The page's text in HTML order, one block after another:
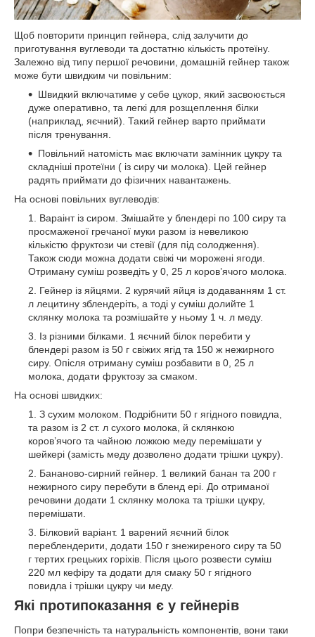
Щоб повторити принцип гейнера, слід залучити до
приготування вуглеводи та достатню кількість протеїну.
Залежно від типу першої речовини, домашній гейнер також
може бути швидким чи повільним:
Швидкий включатиме у себе цукор, який засвоюється
дуже оперативно, та легкі для розщеплення білки
(наприклад, яєчний). Такий гейнер варто приймати
після тренування.
Повільний натомість має включати замінник цукру та
складніші протеїни ( із сиру чи молока). Цей гейнер
радять приймати до фізичних навантажень.
На основі повільних вуглеводів:
Вараінт із сиром. Змішайте у блендері по 100 сиру та
просмаженої гречаної муки разом із невеликою
кількістю фруктози чи стевії (для під солодження).
Також сюди можна додати свіжі чи морожені ягоди.
Отриману суміш розведіть у 0, 25 л коров’ячого молока.
Гейнер із яйцями. 2 курячий яйця із додаванням 1 ст.
л лецитину зблендеріть, а тоді у суміш долийте 1
склянку молока та розмішайте у ньому 1 ч. л меду.
Із різними білками. 1 яєчний білок перебити у
блендері разом із 50 г свіжих ягід та 150 ж нежирного
сиру. Опісля отриману суміш розбавити в 0, 25 л
молока, додати фруктозу за смаком.
На основі швидких:
З сухим молоком. Подрібнити 50 г ягідного повидла,
та разом із 2 ст. л сухого молока, й склянкою
коров’ячого та чайною ложкою меду перемішати у
шейкері (замість меду дозволено додати трішки цукру).
Бананово-сирний гейнер. 1 великий банан та 200 г
нежирного сиру перебути в бленд ері. До отриманої
речовини додати 1 склянку молока та трішки цукру,
перемішати.
Білковий варіант. 1 варений яєчний білок
переблендерити, додати 150 г знежиреного сиру та 50
г тертих грецьких горіхів. Після цього розвести суміш
220 мл кефіру та додати для смаку 50 г ягідного
повидла і трішки цукру чи меду.
Які протипоказання є у гейнерів
Попри безпечність та натуральність компонентів, вони таки